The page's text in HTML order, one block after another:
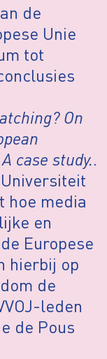
de
Unie
tot
On
case study..
hoe media
en
Europese
hierbij op
de
leden
de Pous